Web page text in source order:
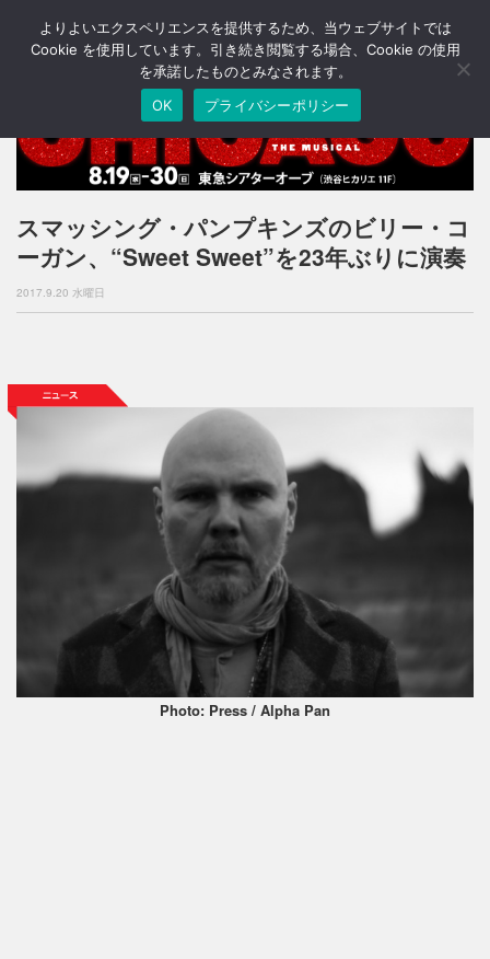
T
o
n
v
g
a
o
スマッシング・パンプキンズのビリー・コ
ーガン、“Sweet Sweet”を23年ぶりに演奏
2017.9.20 水曜日
Photo: Press / Alpha Pan
よりよいエクスペリエンスを提供するため、当ウェブサイトでは
Cookie を使用しています。引き続き閲覧する場合、Cookie の使用
を承諾したものとみなされます。
OK
プライバシーポリシー